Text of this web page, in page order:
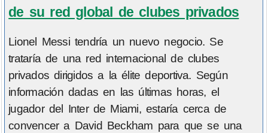
de su red global de clubes privados
Lionel Messi tendría un nuevo negocio. Se
trataría de una red internacional de clubes
privados dirigidos a la élite deportiva. Según
información dadas en las últimas horas, el
jugador del Inter de Miami, estaría cerca de
convencer a David Beckham para que se una